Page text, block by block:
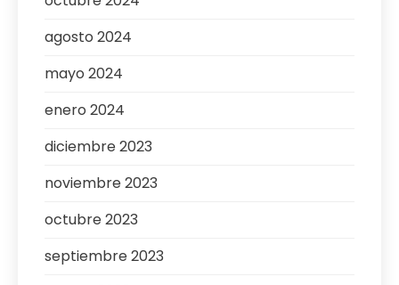
agosto 2024
mayo 2024
enero 2024
diciembre 2023
noviembre 2023
octubre 2023
septiembre 2023